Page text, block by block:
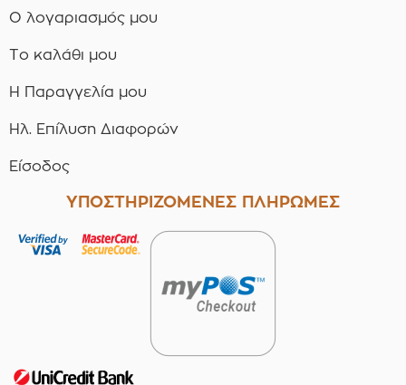
Ο λογαριασμός μου
Το καλάθι μου
Η Παραγγελία μου
Ηλ. Επίλυση Διαφορών
Είσοδος
ΥΠΟΣΤΗΡΙΖΟΜΕΝΕΣ ΠΛΗΡΩΜΕΣ